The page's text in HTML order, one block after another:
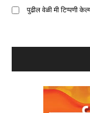
पुढील वेळी मी टिप्पणी